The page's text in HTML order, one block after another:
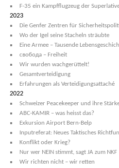
F-35 ein Kampfflugzeug der
2023
Die Genfer Zentren für
Wo der Igel seine Stacheln sträubte
Eine Armee – Tausende
свобода – Freiheit
Wir wurden wachgerüttelt!
Gesamtverteidigung
Erfahrungen als Verteidigungsattaché
2022
Schweizer Peacekeeper und ihre
ABC-KAMIR – was heisst das?
Exkursion Airport Bern-Belp
Inputreferat: Neues Taktisches
Konflikt oder Krieg?
Nur wer NEIN stimmt, sagt JA zum NKF
Wir richten nicht – wir retten